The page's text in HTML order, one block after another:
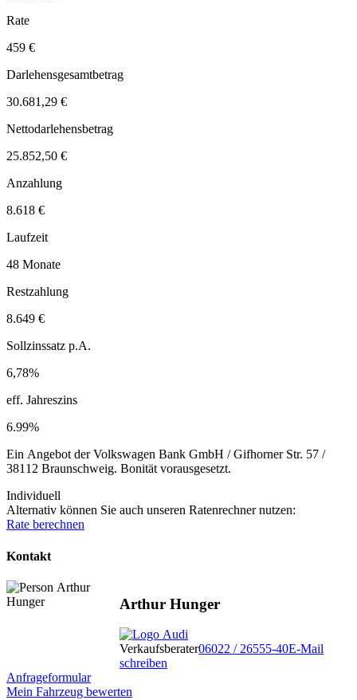
Rate
459 €
Darlehensgesamtbetrag
30.681,29 €
Nettodarlehensbetrag
25.852,50 €
Anzahlung
8.618 €
Laufzeit
48 Monate
Restzahlung
8.649 €
Sollzinssatz p.A.
6,78%
eff. Jahreszins
6.99%
Ein Angebot der Volkswagen Bank GmbH / Gifhorner Str. 57 /
38112 Braunschweig. Bonität vorausgesetzt.
Individuell
Alternativ können Sie auch unseren Ratenrechner nutzen:
Rate berechnen
Kontakt
Arthur Hunger
Verkaufsberater06022 / 26555-40E-Mail
schreiben
Anfrageformular
Mein Fahrzeug bewerten